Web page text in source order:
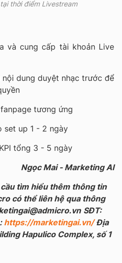
thời điểm Livestream
và cung cấp tài khoản Live
dung duyệt nhạc trước để
tương ứng
set up 1 - 2 ngày
tổng 3 - 5 ngày
Ngọc Mai - Marketing AI
tìm hiểu thêm thông tin
có thể liên hệ qua thông
SĐT:
https://marketingai.vn/ Địa
Hapulico Complex, số 1